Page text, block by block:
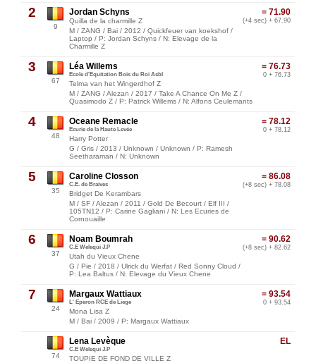
2
9
= 71.90
(+4 sec) + 67.90
Jordan Schyns
Quilla de la charmille Z
M / ZANG / Bai / 2012 / Quickfeuer van koekshof /
Laptop / P: Jordan Schyns / N: Elevage de la
Charmille Z
3
67
= 76.73
0 + 76.73
Léa Willems
Ecole d'Equitation Bois du Roi Asbl
Telma van het Wingerdhof Z
M / ZANG / Alezan / 2017 / Take A Chance On Me Z /
Quasimodo Z / P: Patrick Willems / N: Alfons Ceulemants
4
48
= 78.12
0 + 78.12
Oceane Remacle
Ecurie de la Haute Levée
Harry Potter
G / Gris / 2013 / Unknown / Unknown / P: Ramesh
Seetharaman / N: Unknown
5
35
= 86.08
(+8 sec) + 78.08
Caroline Closson
C.E. de Braives
Bridget De Kerambars
M / SF / Alezan / 2011 / Gold De Becourt / Elf III /
105TN12 / P: Carine Gagliani / N: Les Ecuries de
Cornouaille
6
37
= 90.62
(+8 sec) + 82.62
Noam Boumrah
C.E Welequi J.P
Utah du Vieux Chene
G / Pie / 2018 / Ulrick du Werfat / Red Sonny Cloud /
P: Lea Baltus / N: Elevage du Vieux Chene
7
24
= 93.54
0 + 93.54
Margaux Wattiaux
L' Eperon RCE de Liege
Mona Lisa Z
M / Bai / 2009 / P: Margaux Wattiaux
74
EL
Lena Levèque
C.E Welequi J.P
TOUPIE DE FOND DE VILLE Z